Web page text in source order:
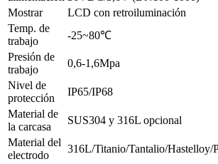
Mostrar
LCD con retroiluminación
Temp. de
trabajo
-25~80℃
Presión de
trabajo
0,6-1,6Mpa
Nivel de
protección
IP65/IP68
Material de
la carcasa
SUS304 y 316L opcional
Material del
electrodo
316L/Titanio/Tantalio/Hastelloy/